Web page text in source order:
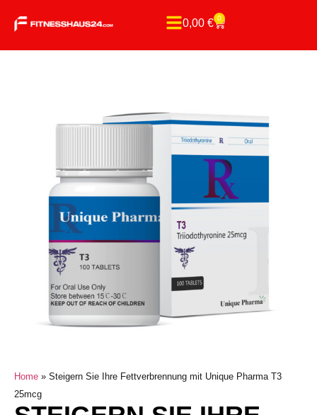
0,00 € 0
Home » Steigern Sie Ihre Fettverbrennung mit Unique Pharma T3
25mcg